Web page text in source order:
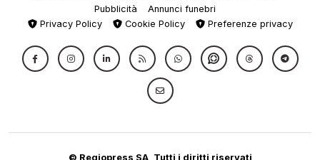
Pubblicità
Annunci funebri
Privacy Policy
Cookie Policy Preferenze privacy
© Regiopress SA, Tutti i diritti riservati